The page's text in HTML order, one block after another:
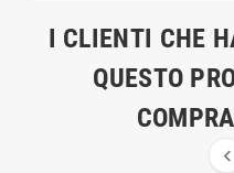
I CLIENTI CHE
QUESTO
